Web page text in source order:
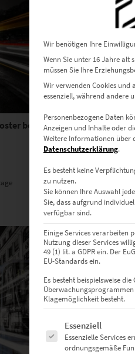
bestellen
Wir benötigen Ihre
Wenn Sie unter 16 Jahre alt
müssen Sie Ihre
Wir verwenden Cookies und
essenziell, während andere
Personenbezogene Daten
Anzeigen und Inhalte oder
Weitere Informationen über
Datenschutzerklärung.
Es besteht keine
zu nutzen.
Sie können Ihre Auswahl
Sie, dass aufgrund
verfügbar sind.
Einige Services verarbeiten
Nutzung dieser Services
49 (1) lit. a GDPR ein. Der
EU-Standards ein.
Es besteht beispielsweise
Klagemöglichkeit besteht.
Es folgt eine Liste
Essenziell
Essenzielle Services
ordnungsgemäße